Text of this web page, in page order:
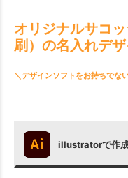
オリジナルサコ
刷）の名入れデ
＼デザインソフトをお持ちでな
illustratorで作